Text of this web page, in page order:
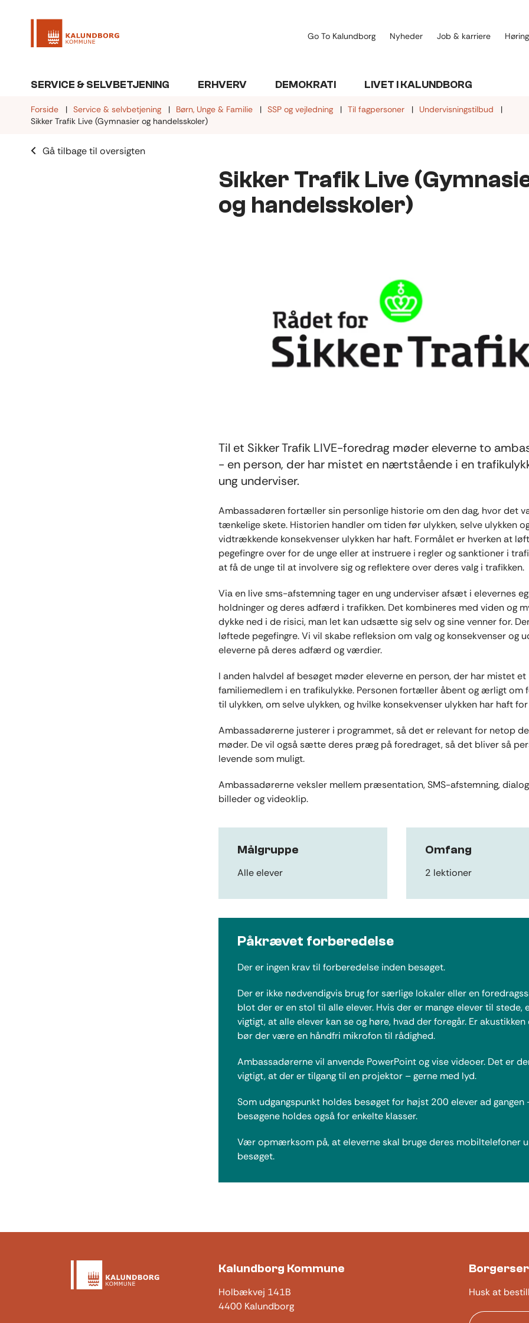
Go To Kalundborg Nyheder Job & karriere
SERVICE & SELVBETJENING ERHVERV DEMOKRATI LIVET I KALUNDBORG
Forside Service & selvbetjening Børn, Unge & Familie SSP og vejledning Til fagpersoner
Undervisningstilbud
Sikker Trafik Live (Gymnasier og handelsskoler)
Gå tilbage til oversigten
Sikker Trafik Live
og handelsskoler)
Til et Sikker Trafik LIVE-foredrag møder eleverne to
- en person, der har mistet en nærtstående i en
ung underviser.
Ambassadøren fortæller sin personlige historie om den dag, hvor det
tænkelige skete. Historien handler om tiden før ulykken, selve ulykken
vidtrækkende konsekvenser ulykken har haft. Formålet er hverken at
pegefingre over for de unge eller at instruere i regler og sanktioner i
at få de unge til at involvere sig og reflektere over deres valg i trafikken.
Via en live sms-afstemning tager en ung underviser afsæt i elevernes
holdninger og deres adfærd i trafikken. Det kombineres med viden og
dykke ned i de risici, man let kan udsætte sig selv og sine venner for.
løftede pegefingre. Vi vil skabe refleksion om valg og konsekvenser og
eleverne på deres adfærd og værdier.
I anden halvdel af besøget møder eleverne en person, der har mistet et
familiemedlem i en trafikulykke. Personen fortæller åbent og ærligt om
til ulykken, om selve ulykken, og hvilke konsekvenser ulykken har haft
Ambassadørerne justerer i programmet, så det er relevant for netop
møder. De vil også sætte deres præg på foredraget, så det bliver så
levende som muligt.
Ambassadørerne veksler mellem præsentation, SMS-afstemning,
billeder og videoklip.
Målgruppe
Alle elever
Omfang
2 lektioner
Påkrævet forberedelse
Der er ingen krav til forberedelse inden besøget.
Der er ikke nødvendigvis brug for særlige lokaler eller en
blot der er en stol til alle elever. Hvis der er mange elever til stede,
vigtigt, at alle elever kan se og høre, hvad der foregår. Er akustikken
bør der være en håndfri mikrofon til rådighed.
Ambassadørerne vil anvende PowerPoint og vise videoer. Det er
vigtigt, at der er tilgang til en projektor – gerne med lyd.
Som udgangspunkt holdes besøget for højst 200 elever ad gangen
besøgene holdes også for enkelte klasser.
Vær opmærksom på, at eleverne skal bruge deres mobiltelefoner
besøget.
Kalundborg Kommune
Holbækvej 141B
4400 Kalundborg
Husk at